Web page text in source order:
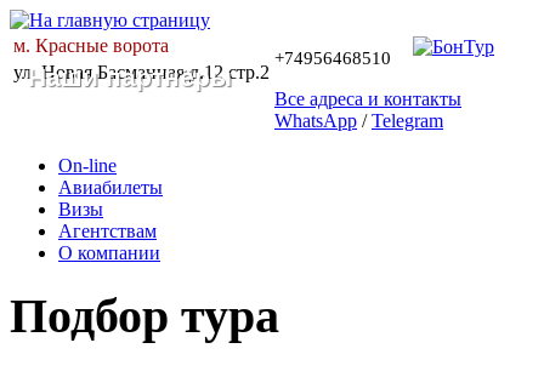
м. Красные ворота
+74956468510
ул. Новая Басманная д.12 стр.2
Все адреса и контакты
WhatsApp /Telegram
On-line
Авиабилеты
Визы
Агентствам
О компании
Подбор тура
Наши партнёры